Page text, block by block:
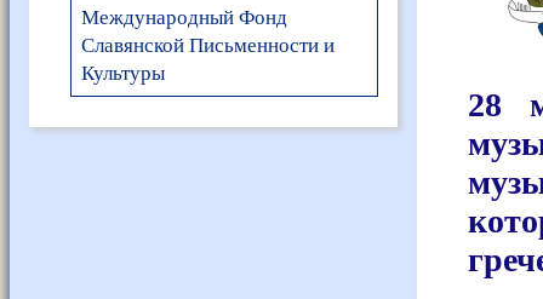
Международный Фонд
Славянской Письменности и
Культуры
28